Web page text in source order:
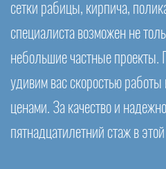
сетки рабицы, кирпича,
специалиста возможен не
небольшие частные проекты.
удивим вас скоростью
ценами. За качество и
пятнадцатилетний стаж в